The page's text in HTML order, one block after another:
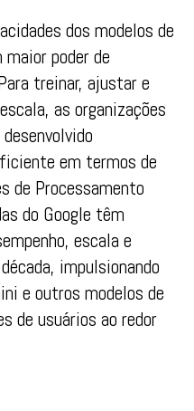
dos modelos de
poder de
treinar, ajustar e
as organizações
em termos de
de Processamento
do Google têm
escala e
impulsionando
e outros modelos de
de usuários ao redor